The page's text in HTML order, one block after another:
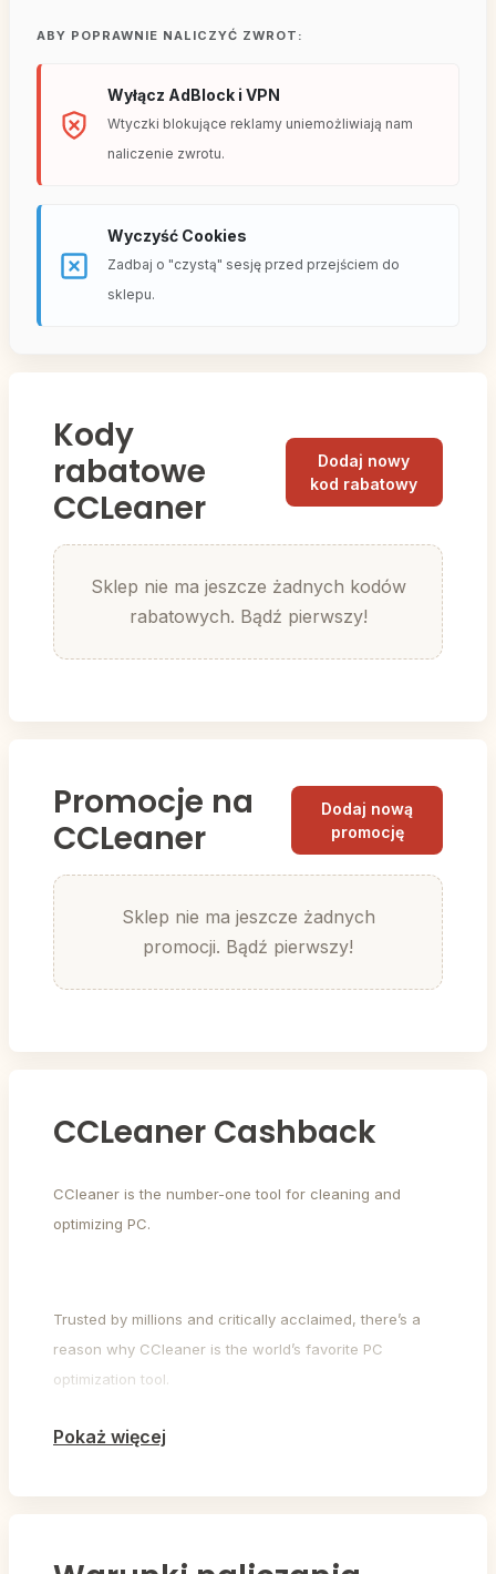
ABY POPRAWNIE NALICZYĆ ZWROT:
Wyłącz AdBlock i VPN
Wtyczki blokujące reklamy uniemożliwiają nam
naliczenie zwrotu.
Wyczyść Cookies
Zadbaj o "czystą" sesję przed przejściem do
sklepu.
Kody
rabatowe
CCLeaner
Dodaj nowy
kod rabatowy
Sklep nie ma jeszcze żadnych kodów
rabatowych. Bądź pierwszy!
Promocje na
CCLeaner
Dodaj nową
promocję
Sklep nie ma jeszcze żadnych
promocji. Bądź pierwszy!
CCLeaner Cashback
CCleaner is the number-one tool for cleaning and
optimizing PC.
Trusted by millions and critically acclaimed, there’s a
reason why CCleaner is the world’s favorite PC
optimization tool.
Pokaż więcej